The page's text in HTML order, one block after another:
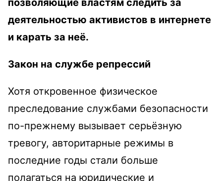
позволяющие властям следить за
деятельностью активистов в интернете
и карать за неё.
Закон на службе репрессий
Хотя откровенное физическое
преследование службами безопасности
по-прежнему вызывает серьёзную
тревогу, авторитарные режимы в
последние годы стали больше
полагаться на юридические и